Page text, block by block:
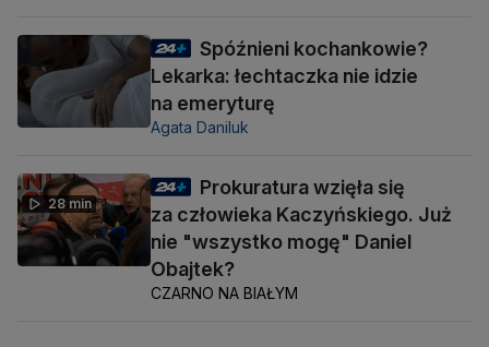
Spóźnieni kochankowie?
Lekarka: łechtaczka nie idzie
na emeryturę
Agata Daniluk
28 min
Prokuratura wzięła się
za człowieka Kaczyńskiego. Już
nie "wszystko mogę" Daniel
Obajtek?
CZARNO NA BIAŁYM